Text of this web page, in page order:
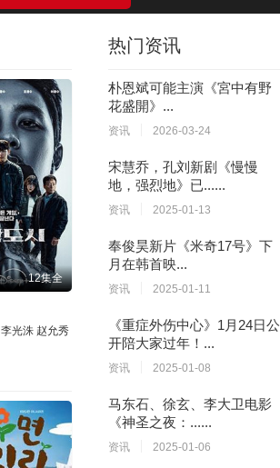
12集全
李光洙 赵允秀
热门资讯
朴恩斌可能主演《宮中有野
花盛開》...
资讯 2026-03-24
宋慧乔，孔刘新剧《慢慢
地，强烈地》已......
资讯 2025-01-13
奉俊昊新片《米奇17号》下
月在韩首映...
资讯 2025-01-11
《重症外伤中心》1月24日公
开陪大家过年！...
资讯 2025-01-08
马东石、徐玄、李大卫电影
《神圣之夜：......
资讯 2025-01-06